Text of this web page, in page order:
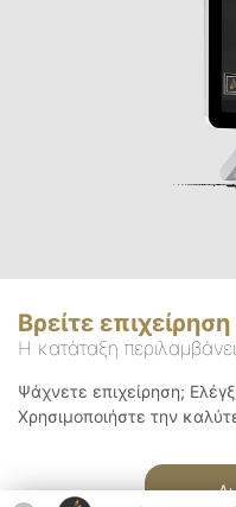
Βρείτε επιχείρηση
Η κατάταξη
Ψάχνετε επιχείρηση;
Χρησιμοποιήστε την